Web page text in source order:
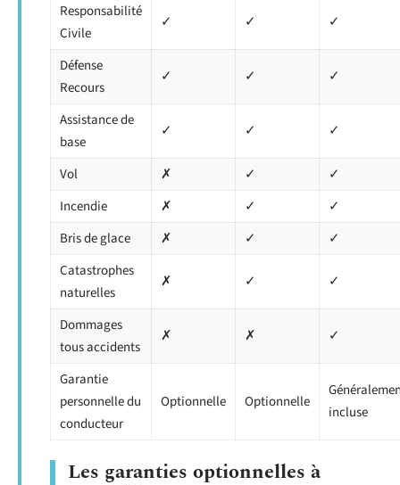
Responsabilité
Civile
✓ ✓ ✓
Défense
Recours
✓ ✓ ✓
Assistance de
base
✓ ✓ ✓
Vol ✗ ✓
✓
Incendie
✗ ✓
✓
Bris de glace
✗ ✓
✓
Catastrophes
naturelles
✗ ✓ ✓
Dommages
tous accidents
✗ ✗ ✓
Garantie
personnelle du
conducteur
Optionnelle Optionnelle
incluse
Les garanties optionnelles à